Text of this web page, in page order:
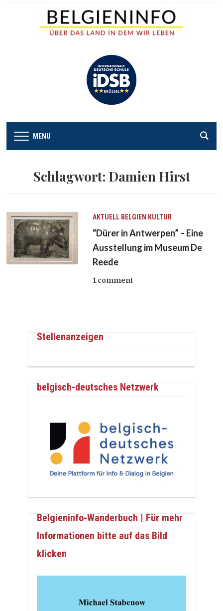
MENU
Schlagwort: Damien Hirst
AKTUELL BELGIEN KULTUR
“Dürer in Antwerpen” – Eine
Ausstellung im Museum De
Reede
1 comment
Stellenanzeigen
belgisch-deutsches Netzwerk
Belgieninfo-Wanderbuch | Für mehr
Informationen bitte auf das Bild
klicken